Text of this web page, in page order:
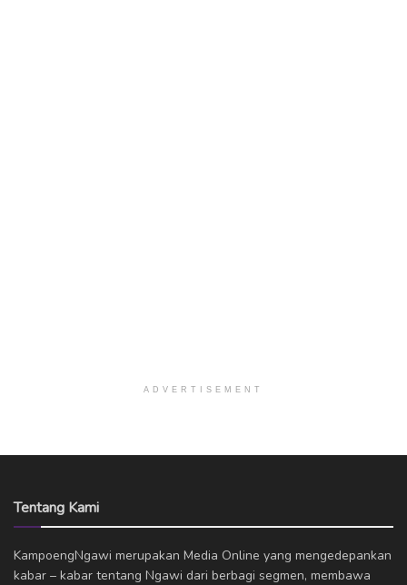
ADVERTISEMENT
Tentang Kami
KampoengNgawi merupakan Media Online yang mengedepankan
kabar – kabar tentang Ngawi dari berbagi segmen, membawa